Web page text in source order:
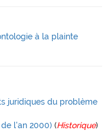
à la plainte
juridiques du problème
l'an 2000) (Historique)